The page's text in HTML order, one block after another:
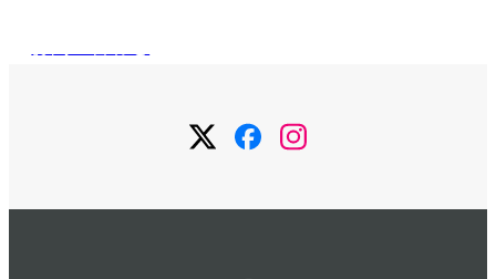
ニ
項
メ
ニ
項
メ
ニ
項